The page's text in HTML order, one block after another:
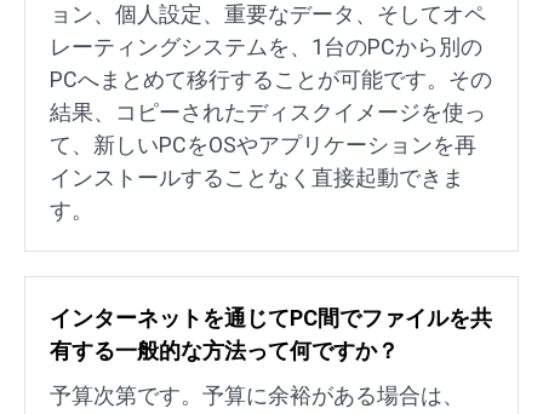
ョン、個人設定、重要なデータ、そしてオペ
レーティングシステムを、1台のPCから別の
PCへまとめて移行することが可能です。その
結果、コピーされたディスクイメージを使っ
て、新しいPCをOSやアプリケーションを再
インストールすることなく直接起動できま
す。
インターネットを通じてPC間でファイルを共
有する一般的な方法って何ですか？
予算次第です。予算に余裕がある場合は、